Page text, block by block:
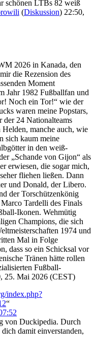
schönen LTBs 82 weiß
(Diskussion) 22:50,
2026 in Kanada, den
die Rezension des
Moment
Jahr 1982 Fußballfan und
Noch ein Tor!“ wie der
waren meine Popstars,
der 24 Nationalteams
manche auch, wie
sich kaum meine
in den weiß-
„Schande von Gijon“ als
erwiesen, die sogar mich,
fliehen ließen. Dann
und Donald, der Libero.
der Torschützenkönig
Tardelli des Finals
Ikonen. Wehmütig
Champions, die sich
1974 und
Mal in Folge
dass so ein Schicksal vor
Tränen hätte rollen
Fußball-
25. Mai 2026 (CEST)
index.php?
“
von Duckipedia. Durch
damit einverstanden,